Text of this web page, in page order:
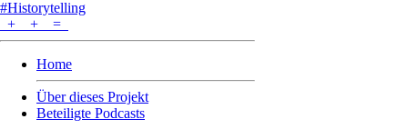
#Historytelling
+
+ =
Home
Über dieses Projekt
Beteiligte Podcasts